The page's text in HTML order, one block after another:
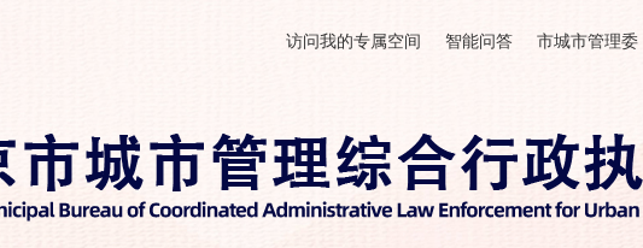
访问我的专属空间 智能问答 市城市管理委